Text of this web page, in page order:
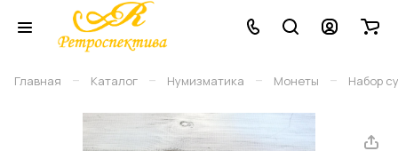
Главная – Каталог – Нумизматика – Монеты – Набор